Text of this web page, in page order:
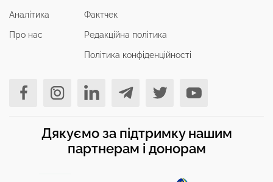
Аналітика
Про нас
Фактчек
Редакційна політика
Політика конфіденційності
Дякуємо за підтримку нашим
партнерам і донорам